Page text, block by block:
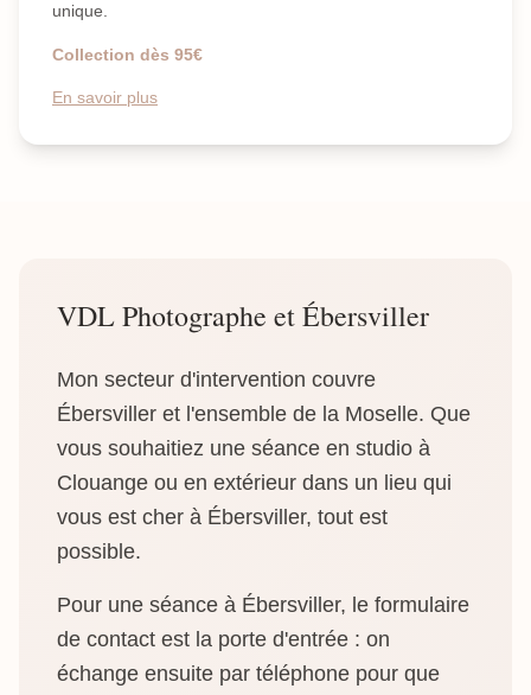
unique.
Collection dès 95€
En savoir plus
VDL Photographe et Ébersviller
Mon secteur d'intervention couvre
Ébersviller et l'ensemble de la Moselle. Que
vous souhaitiez une séance en studio à
Clouange ou en extérieur dans un lieu qui
vous est cher à Ébersviller, tout est
possible.
Pour une séance à Ébersviller, le formulaire
de contact est la porte d'entrée : on
échange ensuite par téléphone pour que